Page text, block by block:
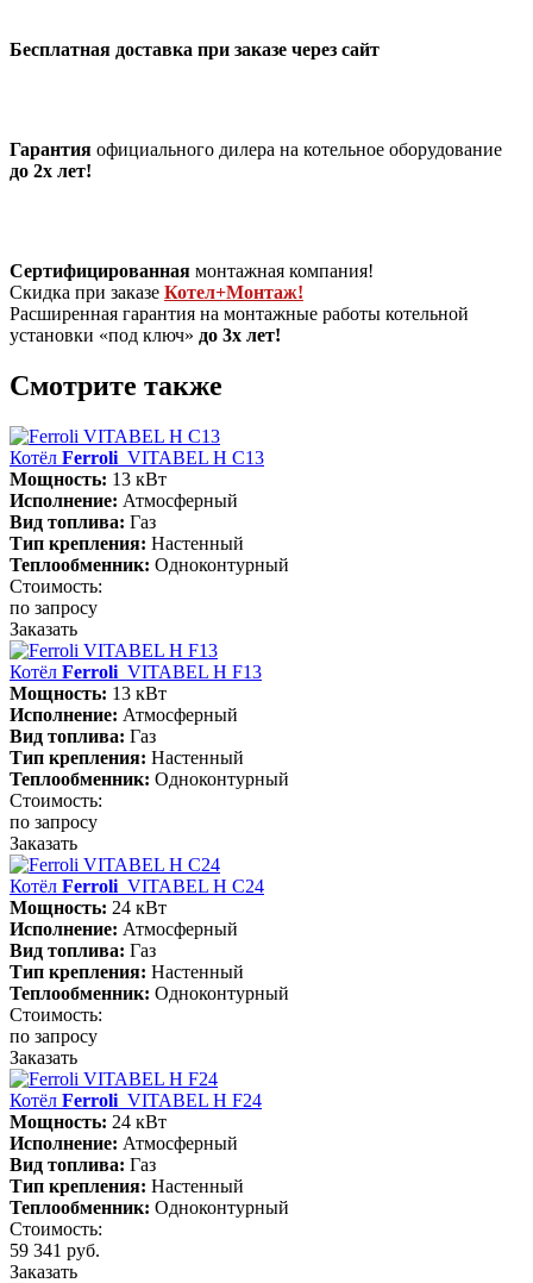
Бесплатная доставка при заказе через сайт
Гарантия официального дилера на котельное оборудование
до 2х лет!
Сертифицированная монтажная компания!
Скидка при заказе Котел+Монтаж!
Расширенная гарантия на монтажные работы котельной
установки «под ключ» до 3х лет!
Смотрите также
Котёл Ferroli VITABEL H С13
Мощность: 13 кВт
Исполнение: Атмосферный
Вид топлива: Газ
Тип крепления: Настенный
Теплообменник: Одноконтурный
Стоимость:
по запросу
Заказать
Котёл Ferroli VITABEL H F13
Мощность: 13 кВт
Исполнение: Атмосферный
Вид топлива: Газ
Тип крепления: Настенный
Теплообменник: Одноконтурный
Стоимость:
по запросу
Заказать
Котёл Ferroli VITABEL H С24
Мощность: 24 кВт
Исполнение: Атмосферный
Вид топлива: Газ
Тип крепления: Настенный
Теплообменник: Одноконтурный
Стоимость:
по запросу
Заказать
Котёл Ferroli VITABEL H F24
Мощность: 24 кВт
Исполнение: Атмосферный
Вид топлива: Газ
Тип крепления: Настенный
Теплообменник: Одноконтурный
Стоимость:
59 341 руб.
Заказать